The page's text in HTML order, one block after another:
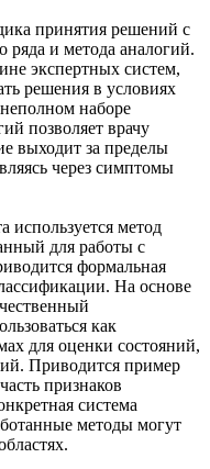
принятия решений с
ряда и метода аналогий.
экспертных систем,
решения в условиях
наборе
позволяет врачу
выходит за пределы
через симптомы
используется метод
для работы с
формальная
На основе
как
для оценки состояний,
Приводится пример
признаков
система
методы могут